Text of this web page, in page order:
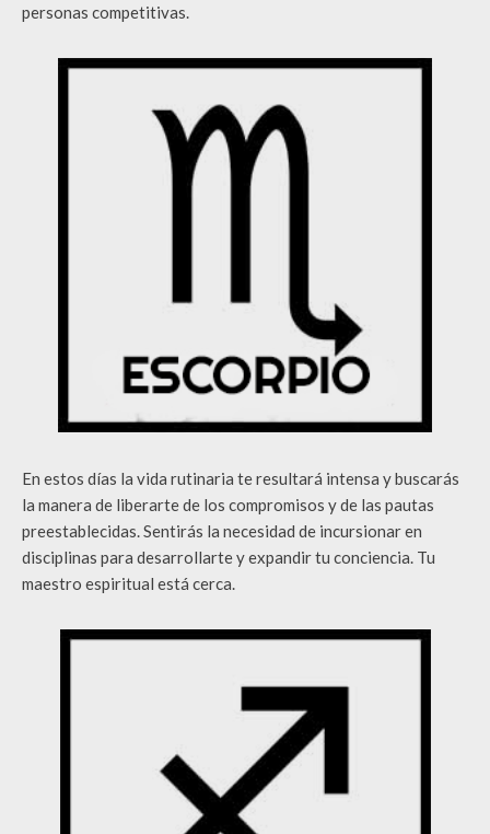
personas competitivas.
En estos días la vida rutinaria te resultará intensa y buscarás
la manera de liberarte de los compromisos y de las pautas
preestablecidas. Sentirás la necesidad de incursionar en
disciplinas para desarrollarte y expandir tu conciencia. Tu
maestro espiritual está cerca.